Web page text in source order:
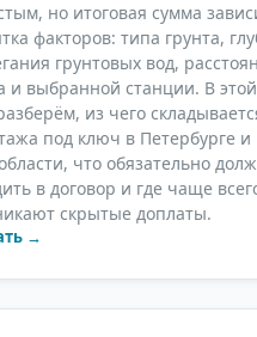
но итоговая сумма
факторов: типа грунта,
грунтовых вод,
и выбранной станции. В этой
из чего
под ключ в Петербурге и
что обязательно
в договор и где чаще
скрытые доплаты.
→